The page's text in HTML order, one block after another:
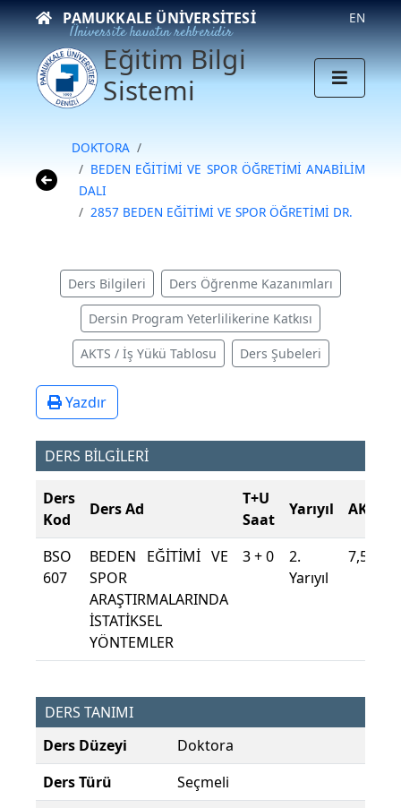
PAMUKKALE ÜNIVERSITESI
Üniversite hayatın rehberidir
EN
Eğitim Bilgi
Sistemi
DOKTORA
BEDEN EĞİTİMİ VE SPOR ÖĞRETİMİ ANABİLİM
DALI
2857 BEDEN EĞİTİMİ VE SPOR ÖĞRETİMİ DR.
Ders Bilgileri Ders Öğrenme Kazanımları
Dersin Program Yeterlilikerine Katkısı
AKTS / İş Yükü Tablosu Ders Şubeleri
Yazdır
DERS BİLGİLERİ
Ders
Kod
Ders Ad
T+U
Saat
Yarıyıl AKTS
BSO
607
BEDEN EĞİTİMİ VE
SPOR
ARAŞTIRMALARINDA
İSTATİKSEL
YÖNTEMLER
3 + 0
2.
Yarıyıl
7,5
DERS TANIMI
Ders Düzeyi
Doktora
Ders Türü
Seçmeli